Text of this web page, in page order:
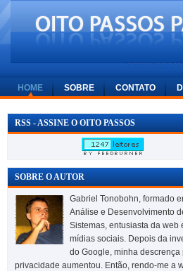
HOME SOBRE CONTATO
RSS - ASSINE O OITO PASSOS
SOBRE O AUTOR
Gabriel Tonobohn, formado
Análise e Desenvolvimento
Sistemas, entusiasta da web
mídias sociais. Depois da
do Google, minha descrença
privacidade aumentou. Então, rendo-me a